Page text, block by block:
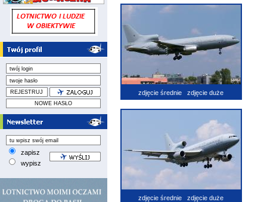
zapisz
wypisz
zdjęcie średnie zdjęcie duże
zdjęcie średnie zdjęcie duże